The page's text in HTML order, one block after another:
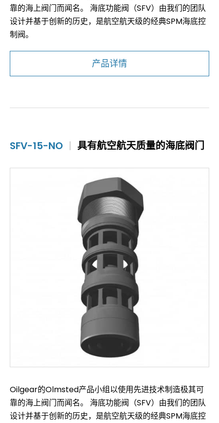
靠的海上阀门而闻名。 海底功能阀（SFV）由我们的团队
设计并基于创新的历史，是航空航天级的经典SPM海底控
制阀。
产品详情
SFV-15-NO | 具有航空航天质量的海底阀门
Oilgear的Olmsted产品小组以使用先进技术制造极其可
靠的海上阀门而闻名。 海底功能阀（SFV）由我们的团队
设计并基于创新的历史，是航空航天级的经典SPM海底控